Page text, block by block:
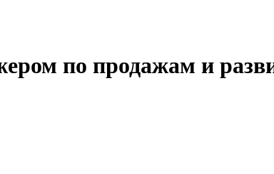
по продажам и